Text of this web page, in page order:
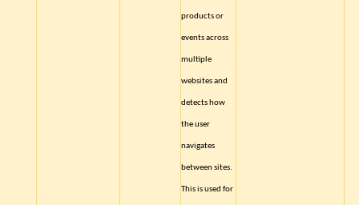
products or
events across
multiple
websites and
detects how
the user
navigates
between sites.
This is used for